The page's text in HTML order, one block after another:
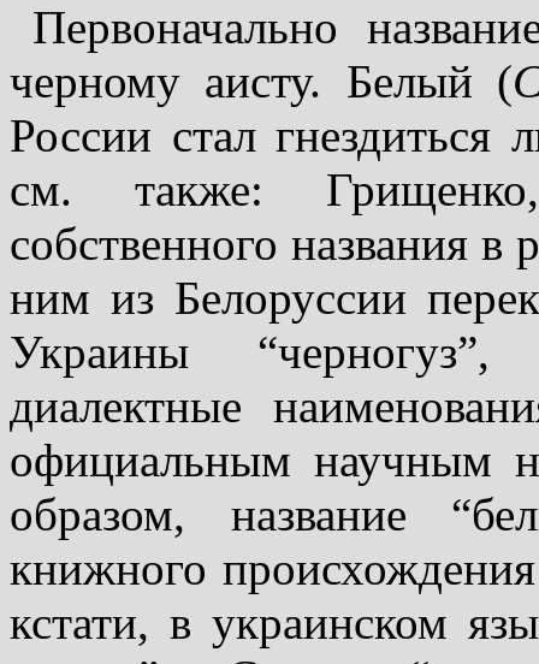
Первоначально
черному аисту. Белый (
России стал
см. также:
собственного названия в
ним из Белоруссии
Украины
диалектные
официальным на­учным
образом, на­­звание
книжного
кстати, в украинском